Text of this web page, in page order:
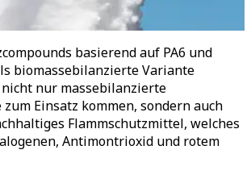
basierend auf PA6 und
biomassebilanzierte Variante
nur massebilanzierte
Einsatz kommen, sondern auch
Flammschutzmittel, welches
Antimontrioxid und rotem